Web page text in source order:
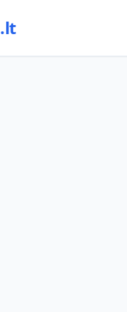
.lt